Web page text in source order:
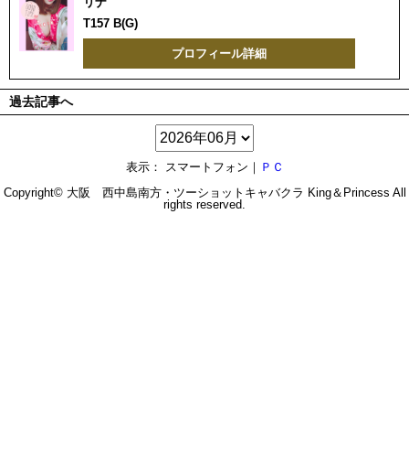
T157 B(G)
プロフィール詳細
過去記事へ
表示： スマートフォン｜ ＰＣ
Copyright© 大阪 西中島南方・ツーショットキャバクラ King＆Princess All
rights reserved.